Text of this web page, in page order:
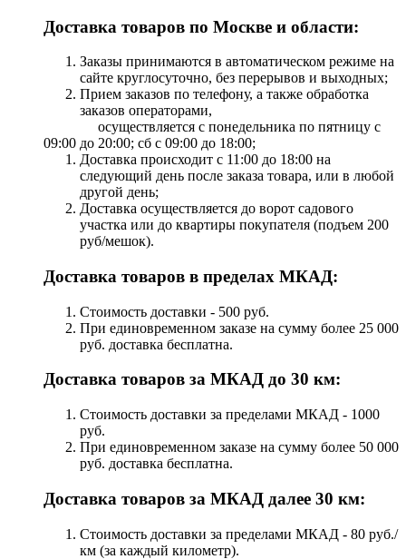
Доставка товаров по Москве и области:
Заказы принимаются в автоматическом режиме на
сайте круглосуточно, без перерывов и выходных;
Прием заказов по телефону, а также обработка
заказов операторами,
осуществляется с понедельника по пятницу с
09:00 до 20:00; сб с 09:00 до 18:00;
Доставка происходит с 11:00 до 18:00 на
следующий день после заказа товара, или в любой
другой день;
Доставка осуществляется до ворот садового
участка или до квартиры покупателя (подъем 200
руб/мешок).
Доставка товаров в пределах МКАД:
Стоимость доставки - 500 руб.
При единовременном заказе на сумму более 25 000
руб. доставка бесплатна.
Доставка товаров за МКАД до 30 км:
Стоимость доставки за пределами МКАД - 1000
руб.
При единовременном заказе на сумму более 50 000
руб. доставка бесплатна.
Доставка товаров за МКАД далее 30 км:
Стоимость доставки за пределами МКАД - 80 руб./
км (за каждый километр).